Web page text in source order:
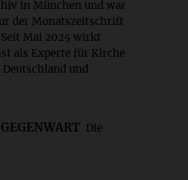
in München und war
der Monatszeitschrift
Mai 2025 wirkt
als Experte für Kirche
und
Die